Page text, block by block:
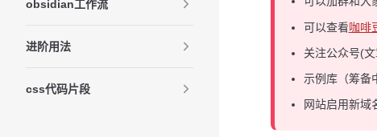
obsidian工作流
进阶用法
css代码片段
可以查看咖啡
关注公众号(
示例库（筹备
网站启用新域